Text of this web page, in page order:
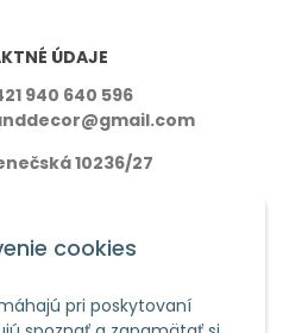
cookies
pri poskytovaní
ÚDAJE
940 640 596
10236/27